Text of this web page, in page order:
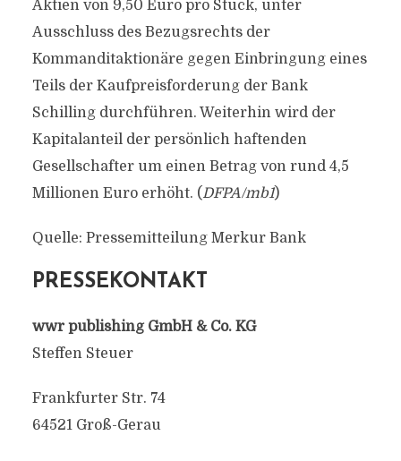
Aktien von 9,50 Euro pro Stück, unter
Ausschluss des Bezugsrechts der
Kommanditaktionäre gegen Einbringung eines
Teils der Kaufpreisforderung der Bank
Schilling durchführen. Weiterhin wird der
Kapitalanteil der persönlich haftenden
Gesellschafter um einen Betrag von rund 4,5
Millionen Euro erhöht. (DFPA/mb1)
Quelle: Pressemitteilung Merkur Bank
PRESSEKONTAKT
wwr publishing GmbH & Co. KG
Steffen Steuer
Frankfurter Str. 74
64521 Groß-Gerau